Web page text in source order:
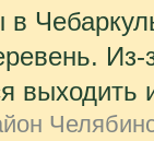
выходить